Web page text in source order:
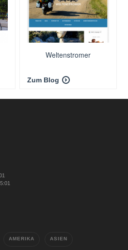
Weltenstromer
Zum Blog
AMERIKA ASIEN